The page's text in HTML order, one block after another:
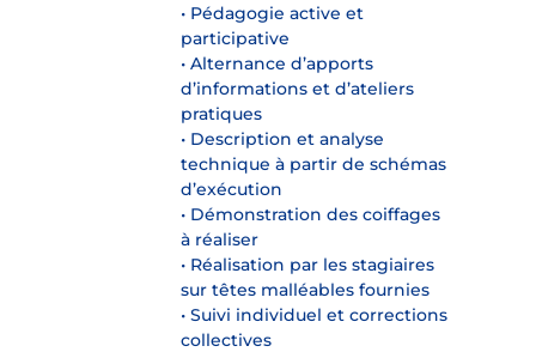
• Pédagogie active et
participative
• Alternance d’apports
d’informations et d’ateliers
pratiques
• Description et analyse
technique à partir de schémas
d’exécution
• Démonstration des coiffages
à réaliser
• Réalisation par les stagiaires
sur têtes malléables fournies
• Suivi individuel et corrections
collectives